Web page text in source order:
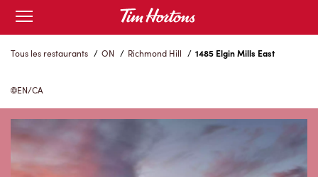
Skip
Content
Open
mobile
menu
Tous les restaurants / ON / Richmond Hill / 1485 Elgin Mills East
EN/CA